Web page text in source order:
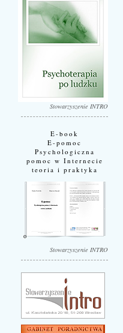
Stowarzyszenie INTRO
E-book
E-pomoc
Psychologiczna
pomoc w Internecie
teoria i praktyka
Stowarzyszenie INTRO